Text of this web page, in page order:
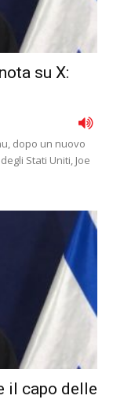
su X:
dopo un nuovo
Stati Uniti, Joe
il capo delle